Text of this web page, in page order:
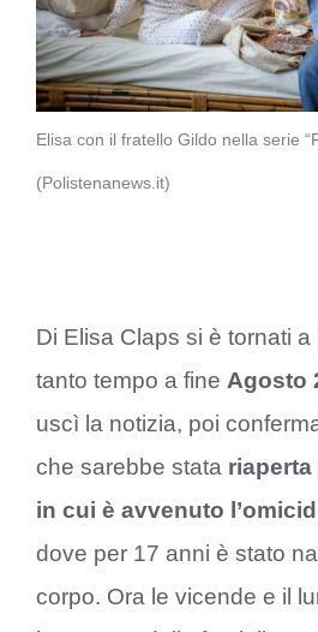
Elisa con il fratello Gildo nella serie
(Polistenanews.it)
Di Elisa Claps si è tornati
tanto tempo a fine Agosto
uscì la notizia, poi
che sarebbe stata riaperta
in cui è avvenuto
dove per 17 anni è stato
corpo. Ora le vicende e il